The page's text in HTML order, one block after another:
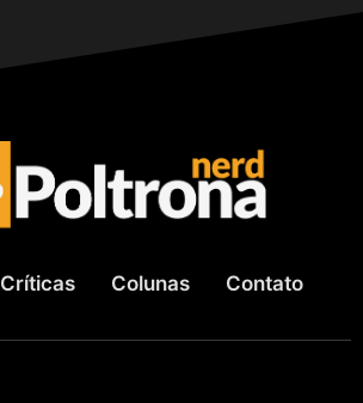
Críticas Colunas Contato